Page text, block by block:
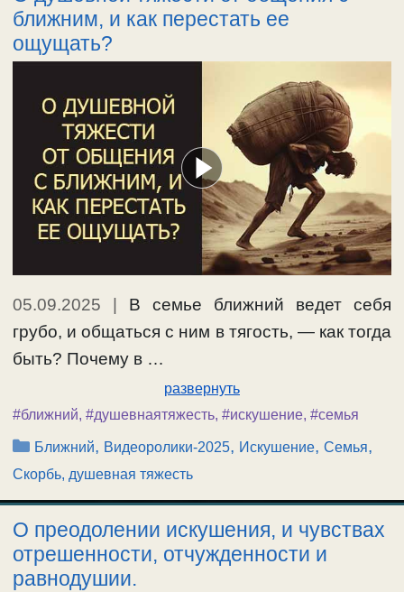
ближним, и как перестать ее
ощущать?
05.09.2025
В семье ближний ведет себя
грубо, и общаться с ним в тягость, — как тогда
быть? Почему в …
развернуть
#ближний, #душевнаятяжесть, #искушение, #семья
Рубрики
Ближний, Видеоролики-2025, Искушение,Семья,
Скорбь, душевная тяжесть
О преодолении искушения, и чувствах
отрешенности, отчужденности и
равнодушии.